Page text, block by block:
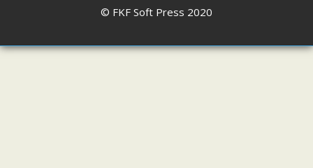
© FKF Soft Press 2020